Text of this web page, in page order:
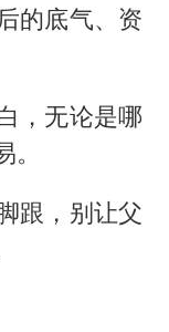
的底气、资
，无论是哪
跟，别让父